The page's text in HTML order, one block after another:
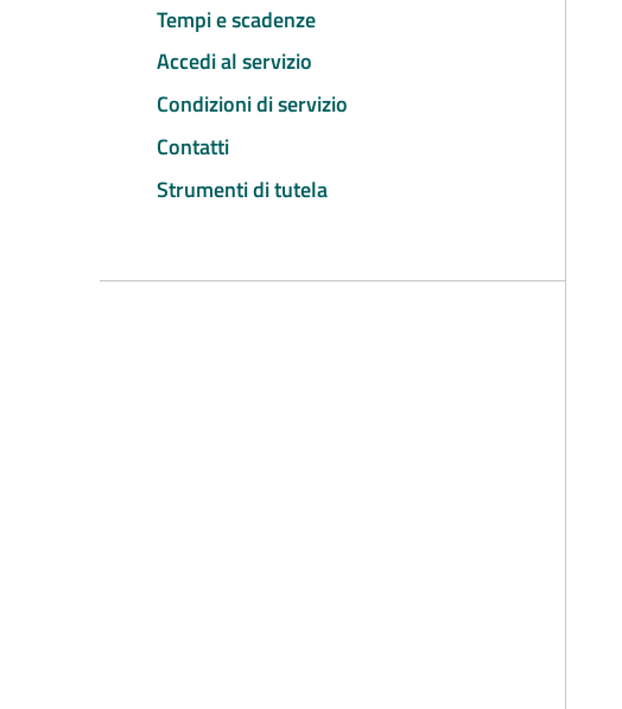
Tempi e scadenze
Accedi al servizio
Condizioni di servizio
Contatti
Strumenti di tutela